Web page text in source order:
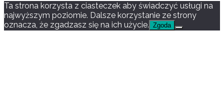
Ta strona korzysta z ciasteczek aby świadczyć usługi na
najwyższym poziomie. Dalsze korzystanie ze strony
oznacza, że zgadzasz się na ich użycie. Zgoda